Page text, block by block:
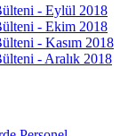
- Eylül 2018
- Ekim 2018
- Kasım 2018
- Aralık 2018